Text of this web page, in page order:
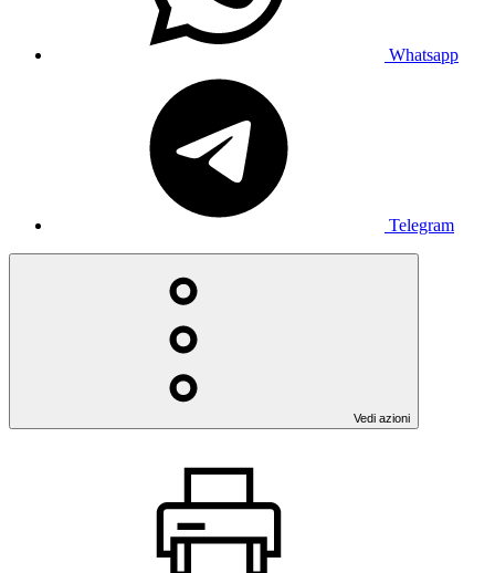
Whatsapp
Telegram
Vedi azioni